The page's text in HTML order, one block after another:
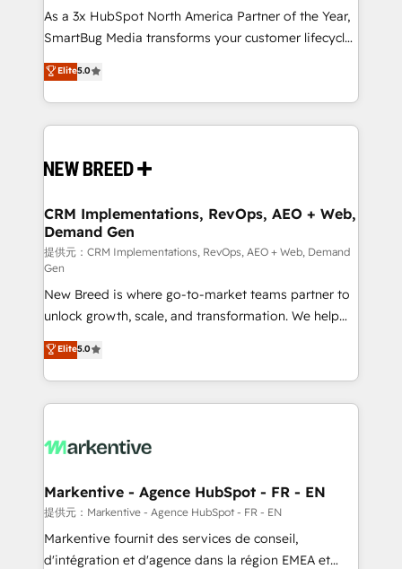
提供。 ▸ 既存CRM・MAからの移行支援：Salesforce・
Marketo・Pardot等からの移行、カスタム設計、履歴
Perplexity等のAI検索からの流入・引用を前提にコンテ
ンツとサイト構造を最適化。 🏆 なぜ100incを選ぶの
ISO9001:2015 取得 ✓ 400社以上の導入実績 ✓
HubSpot大百科 出版 CRM・AI活用に関するご相談、現
せください。
custom AI agents, and high-integrity migrations for
total reporting clarity. Security & Compliance: SOC 2
security. 🏆 Why Bluleadz? GTM OS Partner | 16+
Years Experience | 1,000+ Five-Star Reviews
As a 3x HubSpot North America Partner of the Year,
SmartBug Media transforms your customer lifecycle
into a revenue engine. Our unified ecosystem
includes specialized divisions Globalia (AI &
Software) and Point Success Media (Paid Media),
making this the official home for all three brands. 🔄
and system integrations powered by Globalia’s
trainers to drive platform adoption. 📈 Revenue
Generation - Full-funnel marketing and high-
performance advertising via Point Success Media. -
Expert deployment of Breeze AI and custom agents
to automate growth. 🏆 Elite Excellence - 8 platform
accreditations and deep HIPAA-compliance
expertise. - A team of 250+ experts dedicated to
your resilient growth.
Elite5.0
CRM Implementations, RevOps, AEO + Web,
Demand Gen
提供元：CRM Implementations, RevOps, AEO + Web, Demand
Gen
New Breed is where go-to-market teams partner to
unlock growth, scale, and transformation. We help
companies activate HubSpot’s AI-powered
customer platform and operationalize HubSpot’s
Loop Marketing framework through expert-led
services, smart agents, and purpose-built apps,
results, fast. ⚙️CRM & RevOps: Align all Hubs to your
🎯Demand Gen & ABM: Drive pipeline with inbound,
ABM, AEO, SEO, & paid media. 👩‍💻Web Design:
Build high-performing websites with UX, messaging,
& conversion strategy that drive results. 🤖AI
Elite5.0
Markentive - Agence HubSpot - FR - EN
提供元：Markentive - Agence HubSpot - FR - EN
Markentive fournit des services de conseil,
d'intégration et d'agence dans la région EMEA et